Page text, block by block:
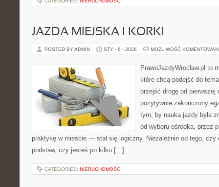
JAZDA MIEJSKA I KORKI
POSTED BY ADMIN STY - 6 - 2026 MOŻLIWOŚĆ
PrawoJazdyWroclaw.pl to
które chcą podejść do
przejść drogę od pierwszej
pozytywnie zakończony
tym, by nauka jazdy była
od wyboru ośrodka, przez
praktykę w mieście — stał się logiczny. Niezależnie od tego,
podstaw, czy jesteś po kilku […]
CATEGORIES: NIERUCHOMOŚCI